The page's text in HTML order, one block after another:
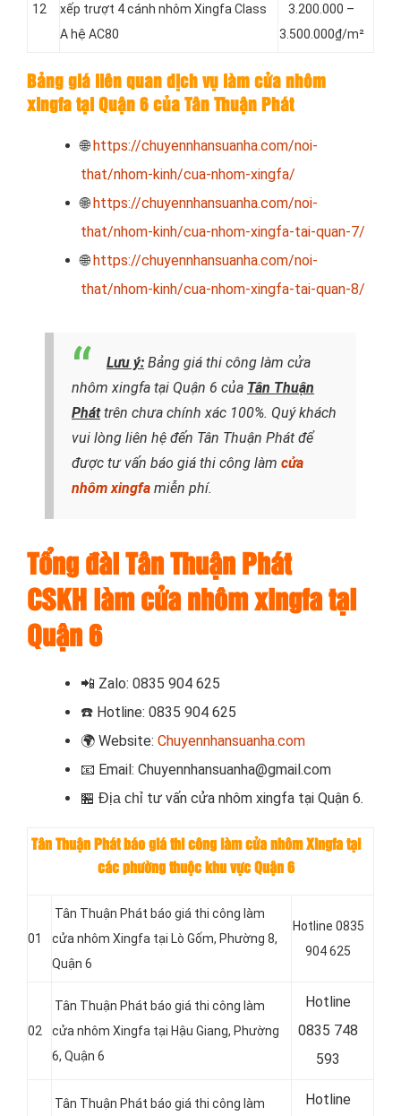
12
xếp trượt 4 cánh nhôm Xingfa Class
A hệ AC80
3.200.000 –
3.500.000₫/m²
Bảng giá liên quan dịch vụ làm cửa nhôm
xingfa tại Quận 6 của Tân Thuận Phát
🌐https://chuyennhansuanha.com/noi-
that/nhom-kinh/cua-nhom-xingfa/
🌐https://chuyennhansuanha.com/noi-
that/nhom-kinh/cua-nhom-xingfa-tai-quan-7/
🌐https://chuyennhansuanha.com/noi-
that/nhom-kinh/cua-nhom-xingfa-tai-quan-8/
Lưu ý: Bảng giá thi công làm cửa
nhôm xingfa tại Quận 6 của Tân Thuận
Pháttrên chưa chính xác 100%. Quý khách
vui lòng liên hệ đến Tân Thuận Phát để
được tư vấn báo giá thi công làm cửa
nhôm xingfa miễn phí.
Tổng đài Tân Thuận Phát
CSKH làm cửa nhôm xingfa tại
Quận 6
📲 Zalo: 0835 904 625
☎️ Hotline: 0835 904 625
🌍 Website: Chuyennhansuanha.com
📧 Email: Chuyennhansuanha@gmail.com
🏪 Địa chỉ tư vấn cửa nhôm xingfa tại Quận 6.
Tân Thuận Phát báo giá thi công làm cửa nhôm Xingfa tại
các phường thuộc khu vực Quận 6
01
Tân Thuận Phát báo giá thi công làm
cửa nhôm Xingfa tại Lò Gốm, Phường 8,
Quận 6
Hotline 0835
904 625
02
Tân Thuận Phát báo giá thi công làm
cửa nhôm Xingfa tại Hậu Giang, Phường
6, Quận 6
Hotline
0835 748
593
Tân Thuận Phát báo giá thi công làm
Hotline